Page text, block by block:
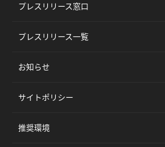
プレスリリース窓口
プレスリリース一覧
お知らせ
サイトポリシー
推奨環境